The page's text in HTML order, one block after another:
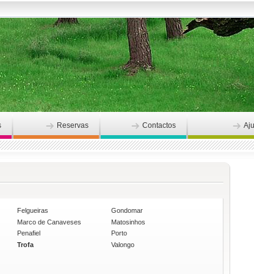
Reservas Contactos
Felgueiras
Gondomar
Marco de Canaveses
Matosinhos
Penafiel
Porto
Trofa
Valongo